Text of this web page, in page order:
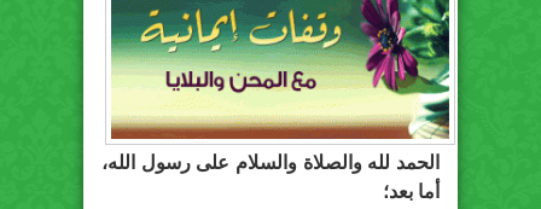
الحمد لله والصلاة والسلام على رسول الله،
أما بعد؛